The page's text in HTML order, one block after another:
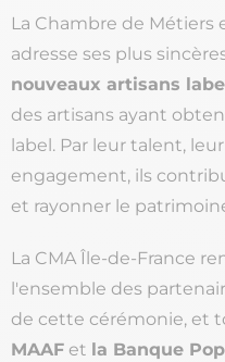
La Chambre de Métiers
adresse ses plus
nouveaux artisans
des artisans ayant
label. Par leur talent,
engagement, ils
et rayonner le
La CMA Île-de-France
l'ensemble des
de cette cérémonie, et
MAAF et la Banque